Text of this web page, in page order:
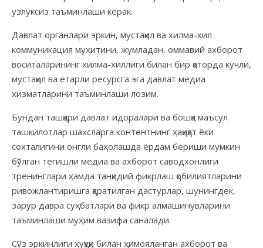
узлуксиз таъминлаши керак.
Давлат органлари эркин, мустақил ва хилма-хил
коммуникация муҳитини, жумладан, оммавий ахборот
воситаларининг хилма-хиллиги билан бир қаторда кучли,
мустақил ва етарли ресурсга эга давлат медиа
хизматларини таъминлаши лозим.
Бундан ташқари давлат идоралари ва бошқа маъсул
ташкилотлар шахсларга контентнинг ҳақиқат ёки
сохталигини онгли баҳолашда ёрдам бериши мумкин
бўлган тегишли медиа ва ахборот саводхонлиги
тренинглари ҳамда танқидий фикрлаш қобилиятларини
ривожлантиришга қаратилган дастурлар, шунингдек,
зарур давра суҳбатлари ва фикр алмашинувларини
таъминлаши муҳим вазифа саналади.
Сўз эркинлиги ҳуқуқи билан ҳимояланган ахборот ва